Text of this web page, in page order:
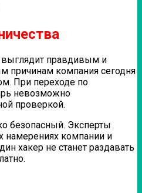
выглядит правдивым и
причинам компания сегодня
При переходе по
невозможно
проверкой.
безопасный. Эксперты
намерениях компании и
хакер не станет раздавать